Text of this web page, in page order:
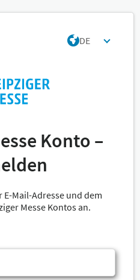
DE
Konto –
E-Mail-Adresse und dem
Messe Kontos an.